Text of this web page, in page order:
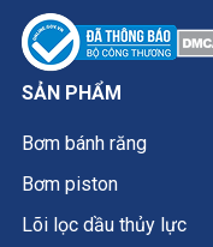
SẢN PHẨM
Bơm bánh răng
Bơm piston
Lõi lọc dầu thủy lực